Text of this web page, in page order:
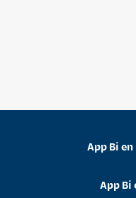
App Bi
App Bi